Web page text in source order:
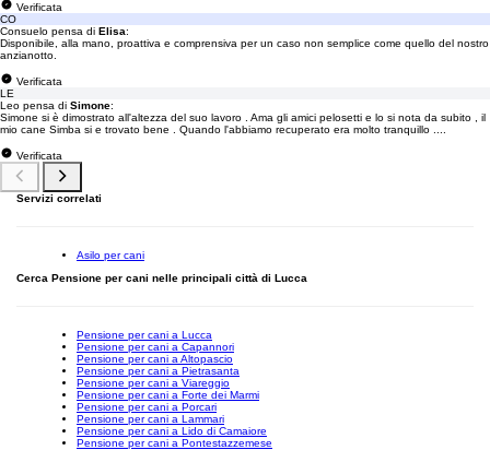
Verificata
CO
Consuelo pensa di Elisa:
Disponibile, alla mano, proattiva e comprensiva per un caso non semplice come quello del nostro
anzianotto.
Verificata
LE
Leo pensa di Simone:
Simone si è dimostrato all'altezza del suo lavoro . Ama gli amici pelosetti e lo si nota da subito , il
mio cane Simba si e trovato bene . Quando l'abbiamo recuperato era molto tranquillo ....
Verificata
Servizi correlati
Asilo per cani
Cerca Pensione per cani nelle principali città di Lucca
Pensione per cani a Lucca
Pensione per cani a Capannori
Pensione per cani a Altopascio
Pensione per cani a Pietrasanta
Pensione per cani a Viareggio
Pensione per cani a Forte dei Marmi
Pensione per cani a Porcari
Pensione per cani a Lammari
Pensione per cani a Lido di Camaiore
Pensione per cani a Pontestazzemese